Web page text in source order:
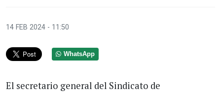
14 FEB 2024 - 11:50
WhatsApp
El secretario general del Sindicato de